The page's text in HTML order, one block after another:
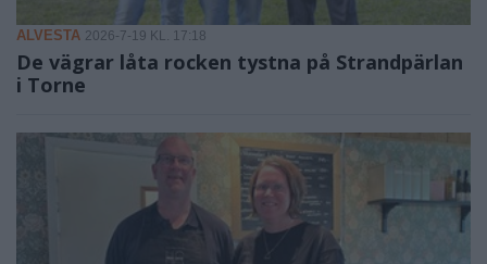
ALVESTA 2026-7-19 KL. 17:18
De vägrar låta rocken tystna på Strandpärlan
i Torne